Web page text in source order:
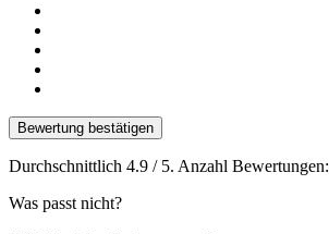
Bewertung bestätigen
Durchschnittlich 4.9 / 5. Anzahl Bewertungen:
Was passt nicht?